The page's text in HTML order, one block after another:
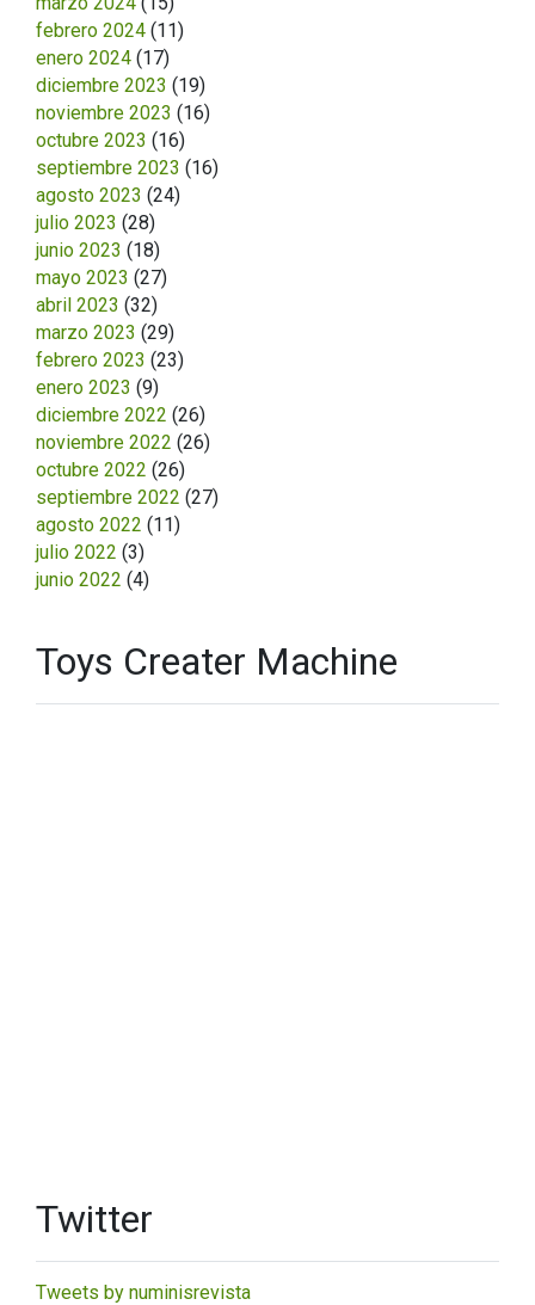
febrero 2024 (11)
enero 2024 (17)
diciembre 2023 (19)
noviembre 2023 (16)
octubre 2023 (16)
septiembre 2023 (16)
agosto 2023 (24)
julio 2023 (28)
junio 2023 (18)
mayo 2023 (27)
abril 2023 (32)
marzo 2023 (29)
febrero 2023 (23)
enero 2023 (9)
diciembre 2022 (26)
noviembre 2022 (26)
octubre 2022 (26)
septiembre 2022 (27)
agosto 2022 (11)
julio 2022 (3)
junio 2022 (4)
Toys Creater Machine
Twitter
Tweets by numinisrevista